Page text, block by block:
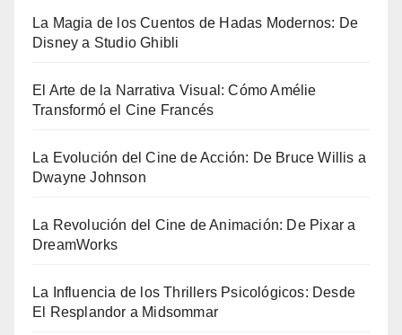
La Magia de los Cuentos de Hadas Modernos: De
Disney a Studio Ghibli
El Arte de la Narrativa Visual: Cómo Amélie
Transformó el Cine Francés
La Evolución del Cine de Acción: De Bruce Willis a
Dwayne Johnson
La Revolución del Cine de Animación: De Pixar a
DreamWorks
La Influencia de los Thrillers Psicológicos: Desde
El Resplandor a Midsommar